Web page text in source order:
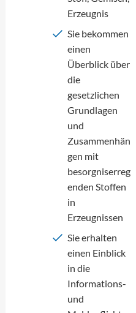
Erzeugnis
Sie bekommen
einen
Überblick über
die
gesetzlichen
Grundlagen
und
Zusammenhän
gen mit
besorgniserreg
enden Stoffen
in
Erzeugnissen
Sie erhalten
einen Einblick
in die
Informations-
und